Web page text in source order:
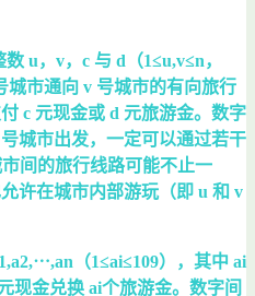
u，v，c 与 d（1≤u,v≤n，
城市通向 v 号城市的有向旅行
c 元现金或 d 元旅游金。数字
城市出发，一定可以通过若干
间的旅行线路可能不止一
许在城市内部游玩（即 u 和 v
（1≤ai≤109），其中 ai
现金兑换 ai个旅游金。数字间